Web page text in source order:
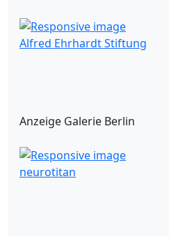
Alfred Ehrhardt Stiftung
Anzeige Galerie Berlin
neurotitan